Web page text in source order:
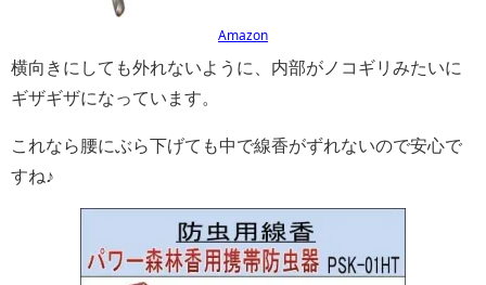
Amazon
横向きにしても外れないように、内部がノコギリみたいに
ギザギザになっています。
これなら腰にぶら下げても中で線香がずれないので安心で
すね♪